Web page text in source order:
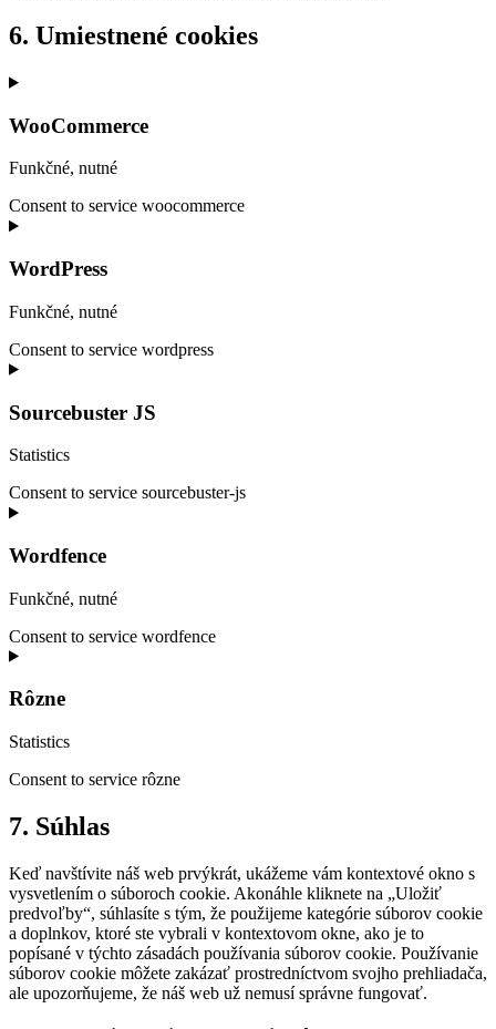
6. Umiestnené cookies
WooCommerce
Funkčné, nutné
Consent to service woocommerce
WordPress
Funkčné, nutné
Consent to service wordpress
Sourcebuster JS
Statistics
Consent to service sourcebuster-js
Wordfence
Funkčné, nutné
Consent to service wordfence
Rôzne
Statistics
Consent to service rôzne
7. Súhlas
Keď navštívite náš web prvýkrát, ukážeme vám kontextové okno s
vysvetlením o súboroch cookie. Akonáhle kliknete na „Uložiť
predvoľby“, súhlasíte s tým, že použijeme kategórie súborov cookie
a doplnkov, ktoré ste vybrali v kontextovom okne, ako je to
popísané v týchto zásadách používania súborov cookie. Používanie
súborov cookie môžete zakázať prostredníctvom svojho prehliadača,
ale upozorňujeme, že náš web už nemusí správne fungovať.